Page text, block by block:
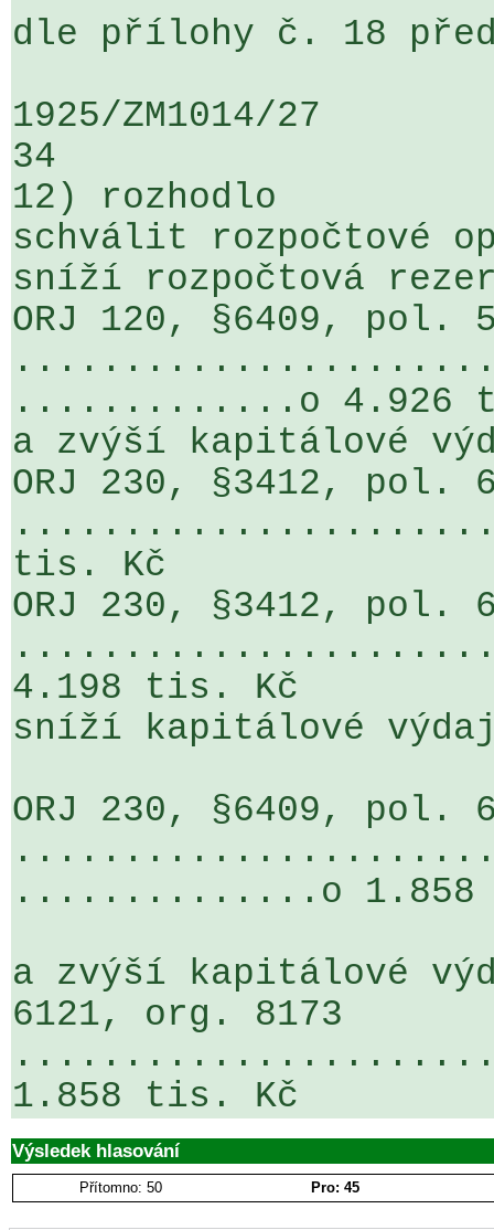
dle přílohy č. 18
1925/ZM1014/27
34
12) rozhodlo
schválit rozpočtové
sníží rozpočtová
ORJ 120, §6409, pol.
.............o 4.926
a zvýší kapitálové
ORJ 230, §3412, pol.
tis. Kč
ORJ 230, §3412, pol.
4.198 tis. Kč
sníží kapitálové
ORJ 230, §6409, pol.
..............o
a zvýší kapitálové
6121, org. 8173
1.858 tis. Kč
Výsledek hlasování
Přítomno: 50 Pro: 45